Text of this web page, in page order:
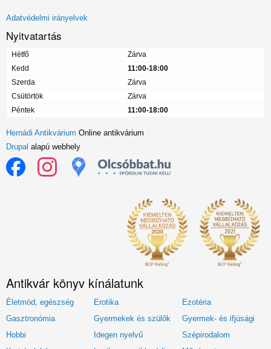
menü
Adatvédelmi irányelvek
Nyitvatartás
Hétfő
Zárva
Kedd
11:00-18:00
Szerda
Zárva
Csütörtök
Zárva
Péntek
11:00-18:00
Hernádi Antikvárium Online antikvárium
Drupal alapú webhely
Antikvár könyv kínálatunk
Életmód, egészség Erotika
Ezotéria
Gasztronómia
Gyermekek és szülők
Gyermek- és ifjúsági
Hobbi
Idegen nyelvű
Szépirodalom